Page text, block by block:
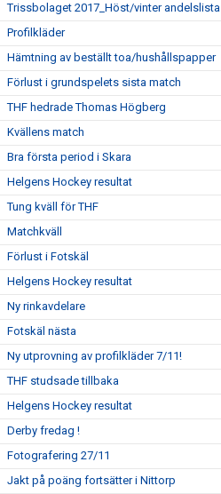
Trissbolaget 2017_Höst/vinter andelslista
Profilkläder
Hämtning av beställt toa/hushållspapper
Förlust i grundspelets sista match
THF hedrade Thomas Högberg
Kvällens match
Bra första period i Skara
Helgens Hockey resultat
Tung kväll för THF
Matchkväll
Förlust i Fotskäl
Helgens Hockey resultat
Ny rinkavdelare
Fotskäl nästa
Ny utprovning av profilkläder 7/11!
THF studsade tillbaka
Helgens Hockey resultat
Derby fredag !
Fotografering 27/11
Jakt på poäng fortsätter i Nittorp